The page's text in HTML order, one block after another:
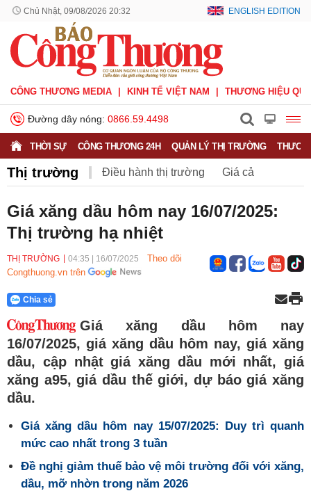
Chủ Nhật, 09/08/2026 20:32 ENGLISH EDITION
CÔNG THƯƠNG MEDIA KINH TẾ VIỆT NAM THƯƠNG HIỆU
Đường dây nóng: 0866.59.4498
THỜI SỰ CÔNG THƯƠNG 24H QUẢN LÝ THỊ TRƯỜNG
Thị trường Điều hành thị trường Giá cả
Giá xăng dầu hôm nay 16/07/2025:
Thị trường hạ nhiệt
THỊ TRƯỜNG 04:35 16/07/2025
Theo dõi
Congthuong.vn trên
Chia sẻ
Giá xăng dầu hôm nay
16/07/2025, giá xăng dầu hôm nay, giá xăng
dầu, cập nhật giá xăng dầu mới nhất, giá
xăng a95, giá dầu thế giới, dự báo giá xăng
dầu.
Giá xăng dầu hôm nay 15/07/2025: Duy trì quanh
mức cao nhất trong 3 tuần
Đề nghị giảm thuế bảo vệ môi trường đối với xăng,
dầu, mỡ nhờn trong năm 2026